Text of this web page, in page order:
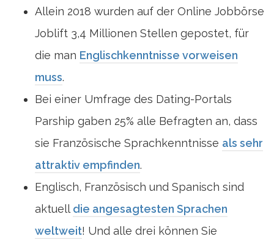
Allein 2018 wurden auf der Online Jobbörse
Joblift 3,4 Millionen Stellen gepostet, für
die man Englischkenntnisse vorweisen
muss.
Bei einer Umfrage des Dating-Portals
Parship gaben 25% alle Befragten an, dass
sie Französische Sprachkenntnisse als sehr
attraktiv empfinden.
Englisch, Französisch und Spanisch sind
aktuell die angesagtesten Sprachen
weltweit! Und alle drei können Sie